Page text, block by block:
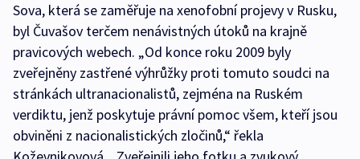
Sova, která se zaměřuje na xenofobní projevy v Rusku,
byl Čuvašov terčem nenávistných útoků na krajně
pravicových webech. „Od konce roku 2009 byly
zveřejněny zastřené výhrůžky proti tomuto soudci na
stránkách ultranacionalistů, zejména na Ruském
verdiktu, jenž poskytuje právní pomoc všem, kteří jsou
obviněni z nacionalistických zločinů,“ řekla